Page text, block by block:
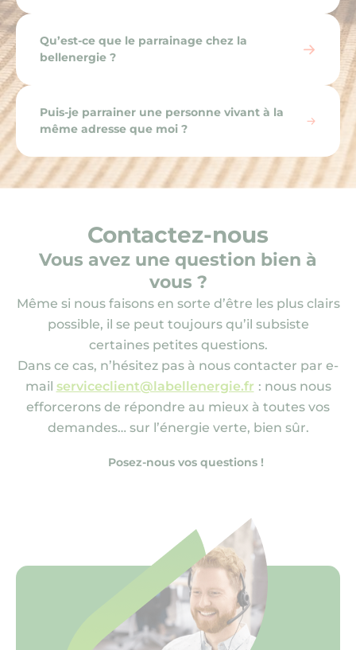
Qu’est-ce que le parrainage chez la
bellenergie ?
Puis-je parrainer une personne vivant à la
même adresse que moi ?
Contactez-nous
Vous avez une question bien à
vous ?
Même si nous faisons en sorte d’être les plus clairs
possible, il se peut toujours qu’il subsiste
certaines petites questions.
Dans ce cas, n’hésitez pas à nous contacter par e-
mail serviceclient@labellenergie.fr : nous nous
efforcerons de répondre au mieux à toutes vos
demandes… sur l’énergie verte, bien sûr.
Posez-nous vos questions !